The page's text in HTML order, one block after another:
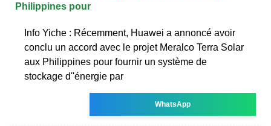
Philippines pour
Info Yiche : Récemment, Huawei a annoncé avoir
conclu un accord avec le projet Meralco Terra Solar
aux Philippines pour fournir un système de
stockage d''énergie par
WhatsApp